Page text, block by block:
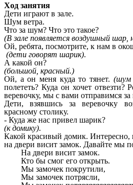
Ход занятия
Дети играют в зале.
Шум ветра.
Что за шум? Что это такое?
(В зале появляется воздушный шар,
Ой, ребята, посмотрите, к нам в
(дети говорят шарик).
А какой он?
(большой, красный.)
Ой, а он меня куда то тянет. (шум
полететь? Куда он хочет отвезти?
веревочку, мы с вами отправимся
Дети, взявшись за веревочку
красному столику.
- Куда же нас привел шарик?
(к домику).
Какой красивый домик. Интересно,
на двери висит замок. Давайте мы
На двери висит замок.
Кто бы смог его открыть.
Мы замочек покрутили,
Мы замочек потрясли,